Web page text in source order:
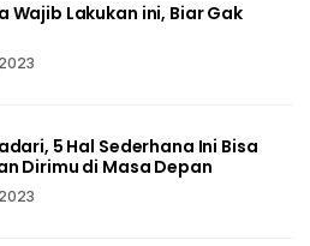
Wajib Lakukan ini, Biar Gak
5 Hal Sederhana Ini Bisa
Dirimu di Masa Depan